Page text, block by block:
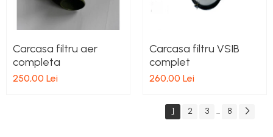
Carcasa filtru aer
completa
250,00 Lei
Carcasa filtru VSIB
complet
260,00 Lei
1 2 3 ... 8